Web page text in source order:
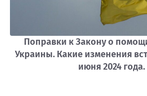
Поправки к Закону о
Украины. Какие изменения
июня 2024 года.